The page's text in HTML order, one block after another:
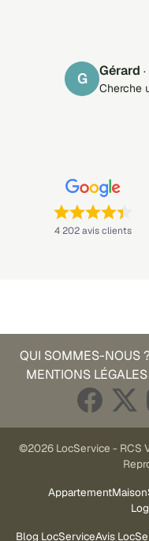
G Gérard
Cherche
Note : 4,4 sur 5 —
4 202 avis clients
QUI SOMMES-NOUS
MENTIONS LÉGALES
©2026 LocService - RCS
AppartementMaison
Blog LocServiceAvis